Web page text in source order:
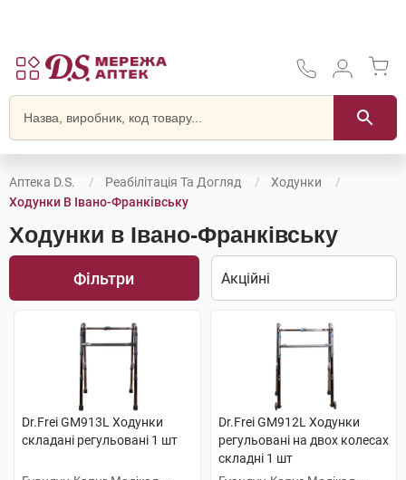
Аптека D.S. Реабілітація Та Догляд
Ходунки
Ходунки В Івано-Франківську
Ходунки в Івано-Франківську
Фільтри
Dr.Frei GM913L Ходунки
складані регульовані 1 шт
Dr.Frei GM912L Ходунки
регульовані на двох колесах
складні 1 шт